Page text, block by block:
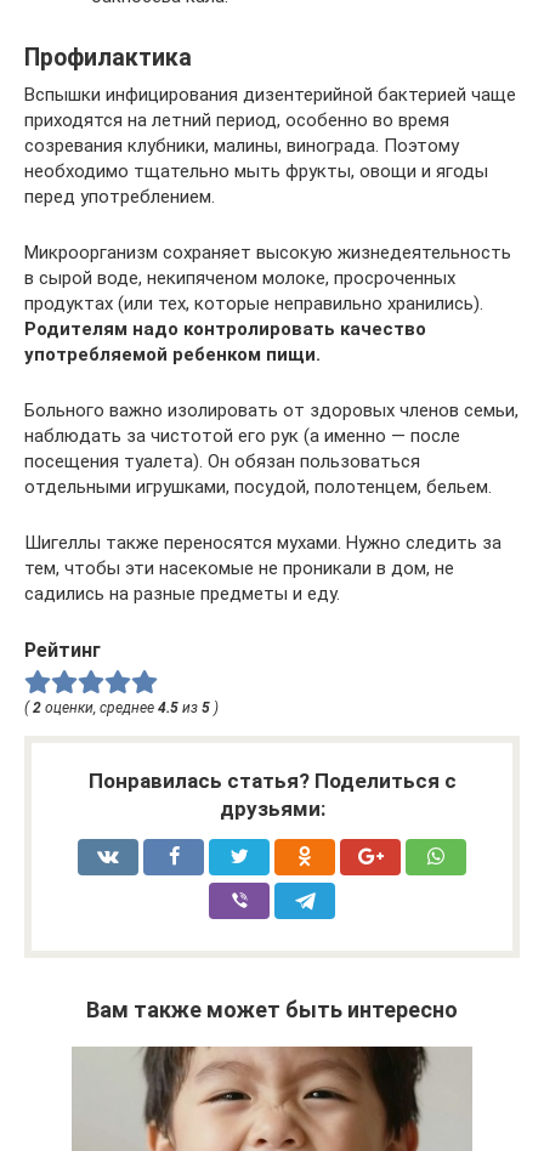
Профилактика
Вспышки инфицирования дизентерийной бактерией чаще
приходятся на летний период, особенно во время
созревания клубники, малины, винограда. Поэтому
необходимо тщательно мыть фрукты, овощи и ягоды
перед употреблением.
Микроорганизм сохраняет высокую жизнедеятельность
в сырой воде, некипяченом молоке, просроченных
продуктах (или тех, которые неправильно хранились).
Родителям надо контролировать качество
употребляемой ребенком пищи.
Больного важно изолировать от здоровых членов семьи,
наблюдать за чистотой его рук (а именно — после
посещения туалета). Он обязан пользоваться
отдельными игрушками, посудой, полотенцем, бельем.
Шигеллы также переносятся мухами. Нужно следить за
тем, чтобы эти насекомые не проникали в дом, не
садились на разные предметы и еду.
Рейтинг
(2 оценки, среднее 4.5 из 5 )
Понравилась статья? Поделиться с
друзьями:
Вам также может быть интересно